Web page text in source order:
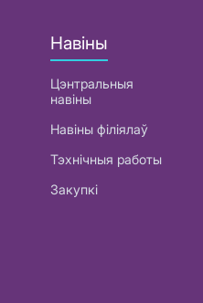
Навіны
Цэнтральныя
навіны
Навіны філіялаў
Тэхнічныя работы
Закупкі